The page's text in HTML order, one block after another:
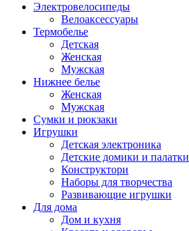
Электровелосипеды
Велоаксессуары
Термобелье
Детская
Женская
Мужская
Нижнее белье
Женская
Мужская
Сумки и рюкзаки
Игрушки
Детская электроника
Детские домики и палатки
Конструктори
Наборы для творчества
Развивающие игрушки
Для дома
Дом и кухня